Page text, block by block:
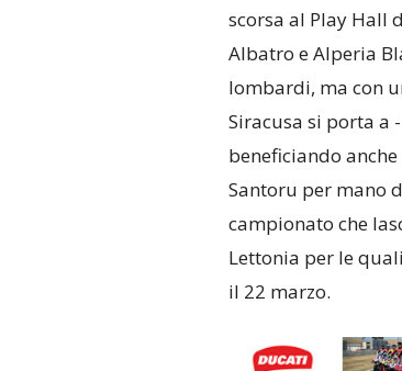
scorsa al Play Hall
Albatro e Alperia
lombardi, ma con
Siracusa si porta a
beneficiando
Santoru per mano
campionato che
Lettonia per le
il 22 marzo.